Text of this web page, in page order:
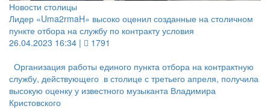
Новости столицы
Лидер «Uma2rmaH» высоко оценил созданные на столичном
пункте отбора на службу по контракту условия
26.04.2023 16:34 |
1791
Организация работы единого пункта отбора на контрактную
службу, действующего в столице с третьего апреля, получила
высокую оценку у известного музыканта Владимира
Кристовского